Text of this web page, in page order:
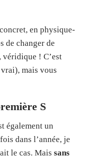
en physique-
de changer de
! C’est
mais vous
S
également un
dans l’année, je
le cas. Maissans